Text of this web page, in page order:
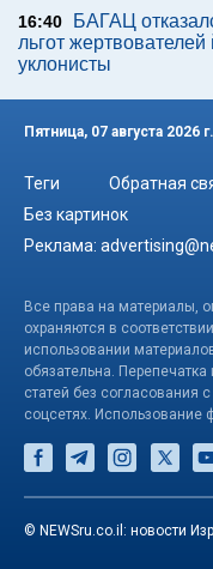
16:40
БАГАЦ
льгот
уклонисты
Пятница, 07 августа 2026 г.
Теги Обратная
Без картинок
Реклама:
Все права на материалы,
охраняются в
использовании
обязательна.
статей без согласования
соцсетях. Использование
© NEWSru.co.il: новости